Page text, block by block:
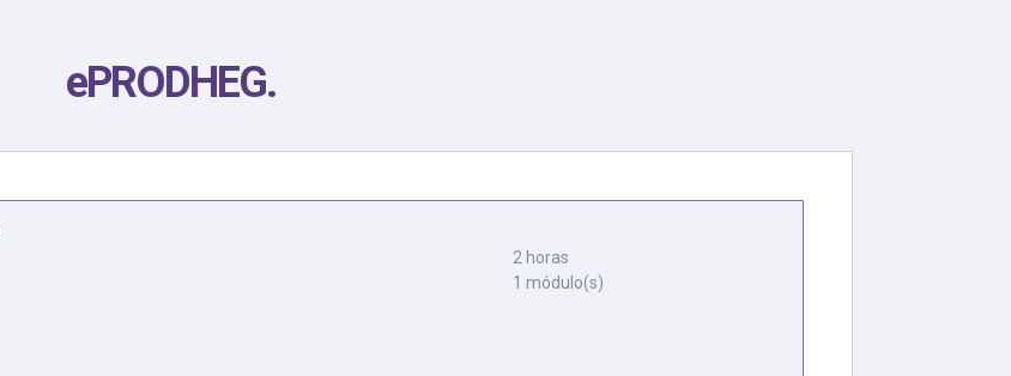
ePRODHEG.
2 horas
1 módulo(s)